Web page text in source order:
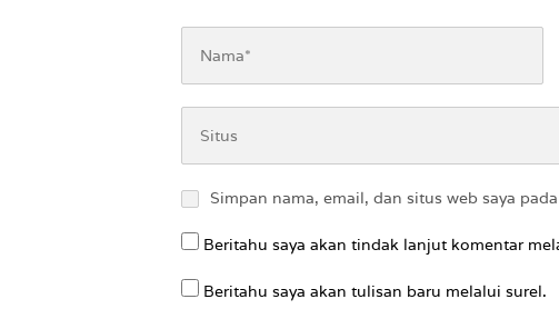
Simpan nama, email, dan situs web saya
Beritahu saya akan tindak lanjut komentar
Beritahu saya akan tulisan baru melalui surel.